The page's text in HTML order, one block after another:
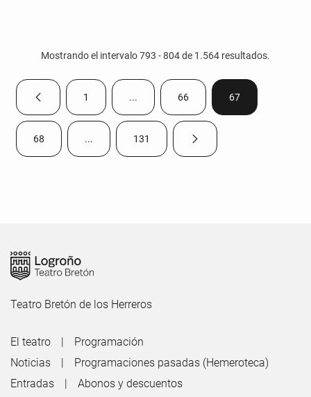
Mostrando el intervalo 793 - 804 de 1.564 resultados.
Página anteriorPágina
1 ...Páginas intermedias Use TAB para
Página
66 Página
67
Página
68 ...Páginas intermedias Use TAB para desplazarse.
Página
131 Página siguiente
Teatro Bretón de los Herreros
El teatro
Programación
Noticias
Programaciones pasadas (Hemeroteca)
Entradas
Abonos y descuentos